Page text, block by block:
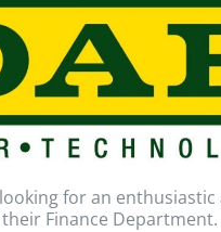
for an
Finance Department.